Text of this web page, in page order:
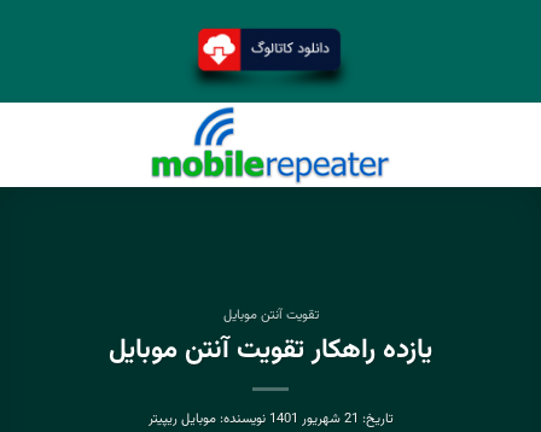
تقویت آنتن موبایل
یازده راهکار تقویت آنتن موبایل
تاریخ: 21 شهریور 1401 نویسنده:موبایل ریپیتر